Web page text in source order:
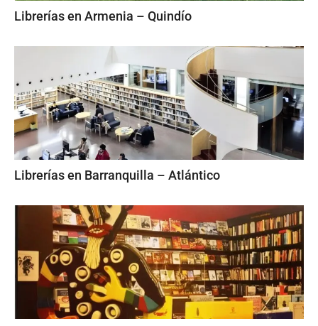
Librerías en Armenia – Quindío
Librerías en Barranquilla – Atlántico